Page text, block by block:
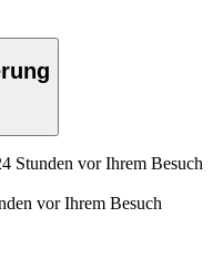
Stunden vor Ihrem Besuch
vor Ihrem Besuch